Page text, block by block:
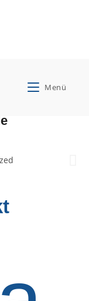
Menü
& Co.